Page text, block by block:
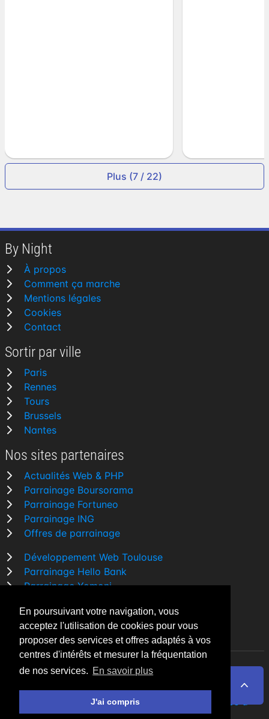
En poursuivant votre navigation, vous
acceptez l'utilisation de cookies pour vous
proposer des services et offres adaptés à vos
centres d'intérêts et mesurer la fréquentation
de nos services. En savoir plus
J'ai compris
Plus (7 / 22)
By Night
À propos
Comment ça marche
Mentions légales
Cookies
Contact
Sortir par ville
Paris
Rennes
Tours
Brussels
Nantes
Nos sites partenaires
Actualités Web & PHP
Parrainage Boursorama
Parrainage Fortuneo
Parrainage ING
Offres de parrainage
Développement Web Toulouse
Parrainage Hello Bank
Parrainage Yomoni
Comparatif banque
By Night v5.7.3| © 2026 - Tous droits réservés
par undéveloppeur Web Freelance à
Toulouse